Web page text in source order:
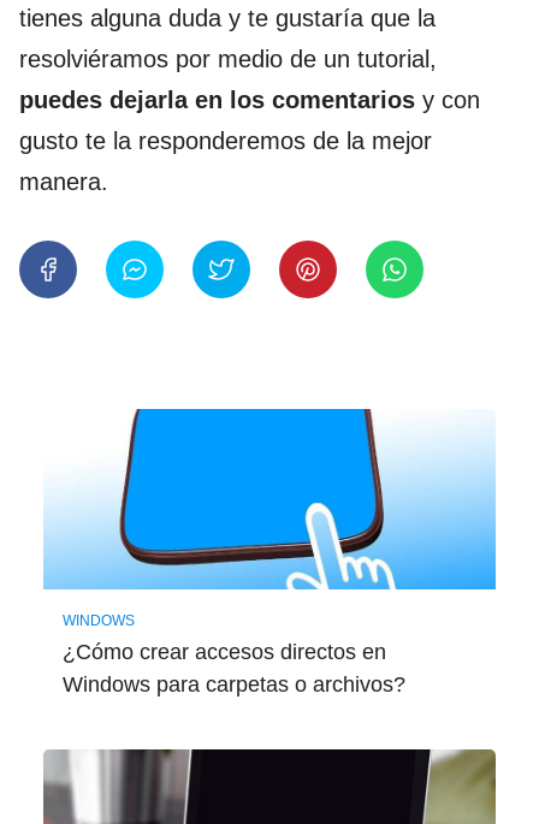
tienes alguna duda y te gustaría que la
resolviéramos por medio de un tutorial,
puedes dejarla en los comentarios y con
gusto te la responderemos de la mejor
manera.
WINDOWS
¿Cómo crear accesos directos en
Windows para carpetas o archivos?